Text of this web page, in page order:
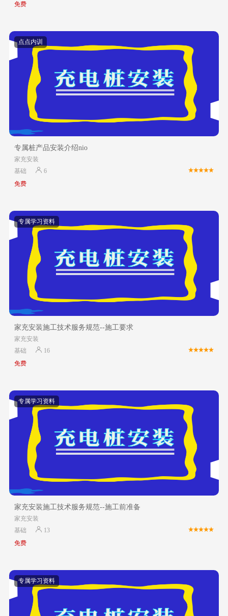
免费
点点内训
专属桩产品安装介绍nio
家充安装
基础
6
免费
专属学习资料
家充安装施工技术服务规范--施工要求
家充安装
基础
16
免费
专属学习资料
家充安装施工技术服务规范--施工前准备
家充安装
基础
13
免费
专属学习资料